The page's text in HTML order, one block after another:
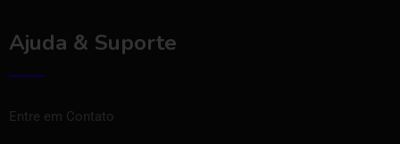
Ajuda & Suporte
Entre em Contato